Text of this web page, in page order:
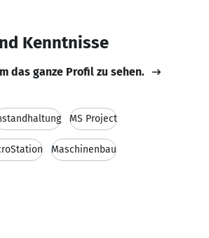
Kenntnisse
das ganze Profil zu sehen.
MS Project
Maschinenbau